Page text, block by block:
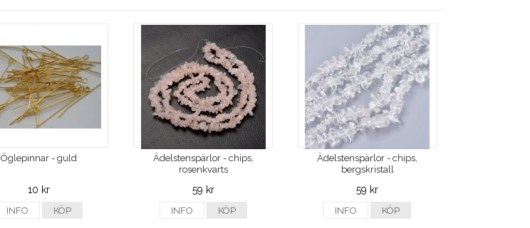
Öglepinnar - guld
10 kr
INFO KÖP
Ädelstenspärlor - chips,
rosenkvarts
59 kr
INFO KÖP
Ädelstenspärlor - chips,
bergskristall
59 kr
INFO KÖP